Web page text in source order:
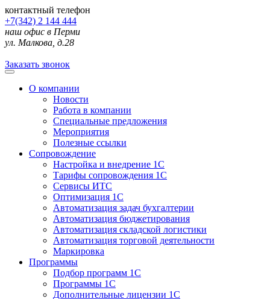
контактный телефон
+7(342) 2 144 444
наш офис в Перми
ул. Малкова, д.28
Заказать звонок
О компании
Новости
Работа в компании
Специальные предложения
Мероприятия
Полезные ссылки
Сопровождение
Настройка и внедрение 1С
Тарифы сопровождения 1С
Сервисы ИТС
Оптимизация 1С
Автоматизация задач бухгалтерии
Автоматизация бюджетирования
Автоматизация складской логистики
Автоматизация торговой деятельности
Маркировка
Программы
Подбор программ 1С
Программы 1С
Дополнительные лицензии 1С